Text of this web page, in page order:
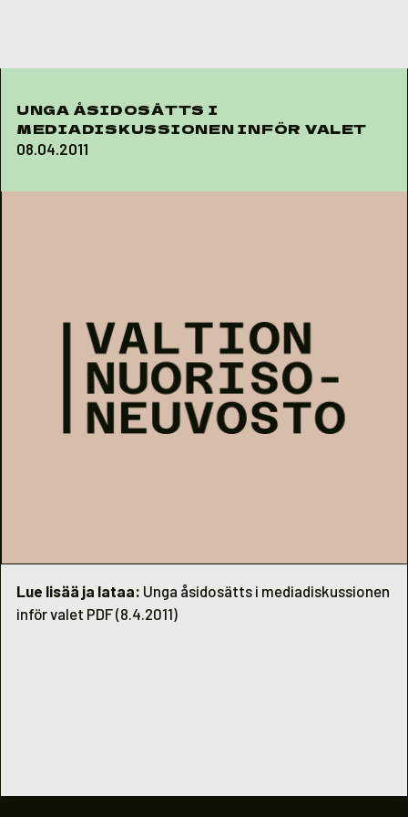
UNGA ÅSIDOSÄTTS I
MEDIADISKUSSIONEN INFÖR VALET
08.04.2011
Lue lisää ja lataa: Unga åsidosätts i mediadiskussionen
inför valet PDF (8.4.2011)